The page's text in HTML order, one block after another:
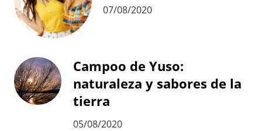
07/08/2020
Campoo de Yuso:
naturaleza y sabores de la
tierra
05/08/2020